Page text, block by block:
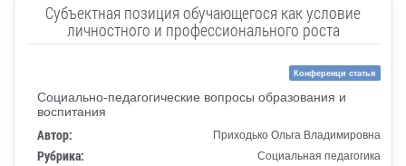
Субъектная позиция обучающегося как условие
личностного и профессионального роста
Конференци статья
Социально-педагогические вопросы образования и
воспитания
Автор: Приходько Ольга Владимировна
Рубрика: Социальная педагогика